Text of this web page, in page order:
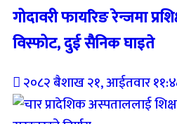
गोदावरी फायरिङ रेन्जमा
विस्फोट, दुई सैनिक घाइते
२०८२ बैशाख २१, आईतवार